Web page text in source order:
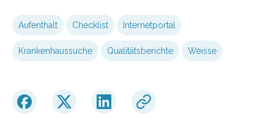
Aufenthalt Checklist Internetportal
Krankenhaussuche Qualitätsberichte Weisse